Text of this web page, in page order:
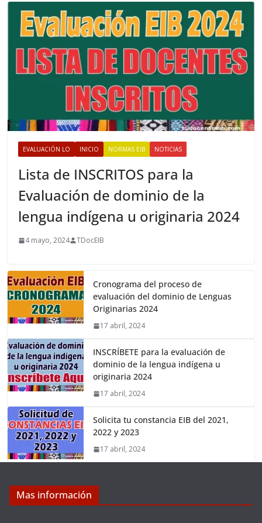
EVALUACIÓN LO INICIO NORMAS EIB NOTICIAS
Lista de INSCRITOS para la
Evaluación de dominio de la
lengua indígena u originaria 2024
4 mayo, 2024 TDocEIB
Cronograma del proceso de
evaluación del dominio de Lenguas
Originarias 2024
17 abril, 2024
INSCRÍBETE para la evaluación de
dominio de la lengua indígena u
originaria 2024
17 abril, 2024
Solicita tu constancia EIB del 2021,
2022 y 2023
17 abril, 2024
Mas información